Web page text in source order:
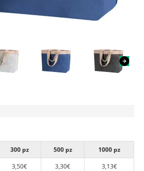
300 pz 500 pz
1000 pz
3,50€ 3,30€ 3,13€